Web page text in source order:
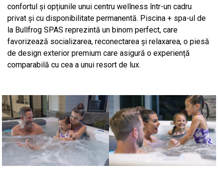
confortul și opțiunile unui centru wellness într-un cadru
privat și cu disponibilitate permanentă. Piscina + spa-ul de
la Bullfrog SPAS reprezintă un binom perfect, care
favorizează socializarea, reconectarea și relaxarea, o piesă
de design exterior premium care asigură o experiență
comparabilă cu cea a unui resort de lux.